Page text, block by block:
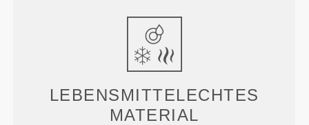
LEBENSMITTELECHTES
MATERIAL